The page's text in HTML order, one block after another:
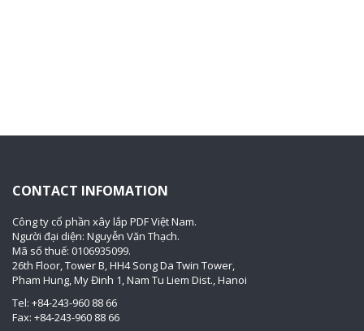
CONTACT INFOMATION
Công ty cổ phần xây lắp PDF Việt Nam.
Người đại diện: Nguyễn Văn Thạch.
Mã số thuế: 0106935099.
26th Floor, Tower B, HH4 Song Da Twin Tower,
Pham Hung, My Đinh 1, Nam Tu Liem Dist., Hanoi
Tel: +84-243-960 88 66
Fax: +84-243-960 88 66